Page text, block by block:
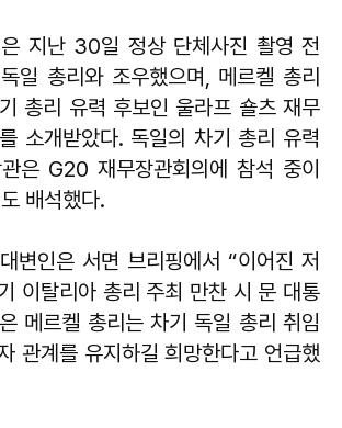
지난 30일 정상 단체사진 촬영 전
일 총리와 조우했으며, 메르켈 총리
총리 유력 후보인 울라프 숄츠 재무
소개받았다. 독일의 차기 총리 유력
은 G20 재무장관회의에 참석 중이
배석했다.
변인은 서면 브리핑에서 “이어진 저
이탈리아 총리 주최 만찬 시 문 대통
메르켈 총리는 차기 독일 총리 취임
관계를 유지하길 희망한다고 언급했